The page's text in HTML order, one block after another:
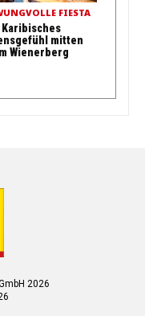
FIESTA
Karibisches
mitten
Wienerberg
2026